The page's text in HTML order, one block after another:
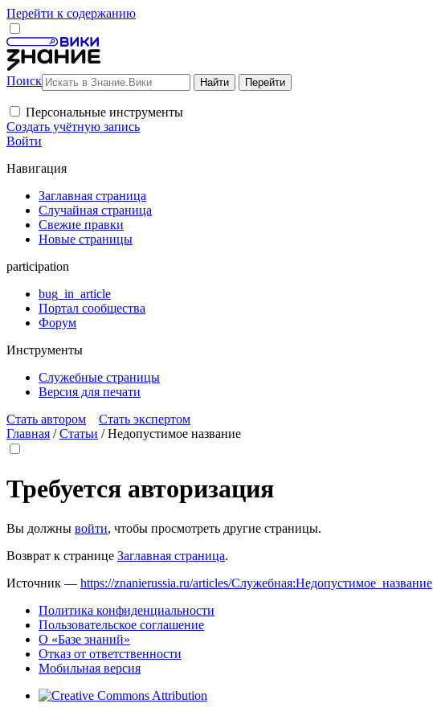
Перейти к содержанию
Поиск
Персональные инструменты
Создать учётную запись
Войти
Навигация
Заглавная страница
Случайная страница
Свежие правки
Новые страницы
participation
bug_in_article
Портал сообщества
Форум
Инструменты
Служебные страницы
Версия для печати
Стать автором
Стать экспертом
Главная /Статьи /Недопустимое название
Требуется авторизация
Вы должны войти, чтобы просмотреть другие страницы.
Возврат к странице Заглавная страница.
Источник — https://znanierussia.ru/articles/Служебная:Недопустимое_название
Политика конфиденциальности
Пользовательское соглашение
О «Базе знаний»
Отказ от ответственности
Мобильная версия